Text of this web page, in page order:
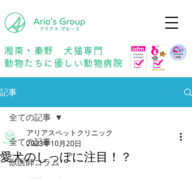
湘南・秦野 犬猫専門
動物たちに優しい動物病院
記事
全ての記事
獣医師コラム
全ての記事
愛犬のしっぽに注目！？
アリアスペットクリニック
2023年10月20日